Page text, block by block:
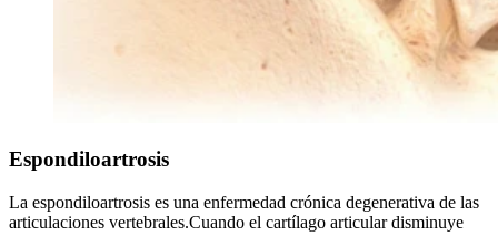
Espondiloartrosis
La espondiloartrosis es una enfermedad crónica degenerativa de las
articulaciones vertebrales.Cuando el cartílago articular disminuye